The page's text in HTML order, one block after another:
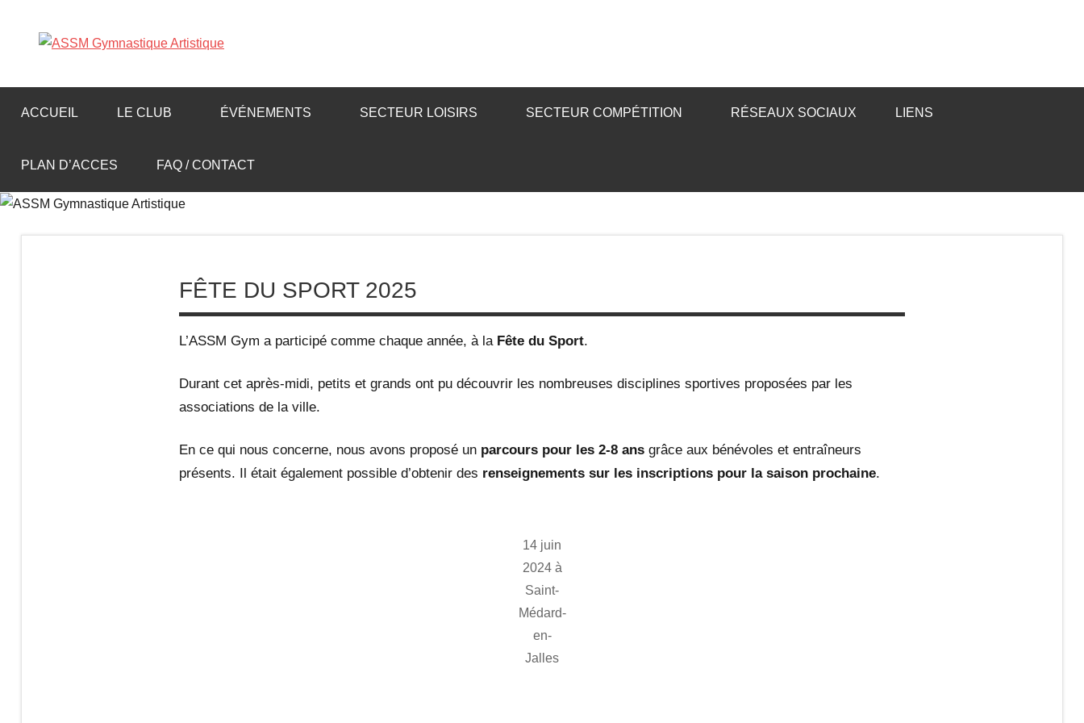
S
S
M
G
y
m
n
s
ACCUEIL LE CLUB ÉVÉNEMENTS SECTEUR LOISIRS SECTEUR COMPÉTITION RÉSEAUX SOCIAUX LIENS
PLAN D’ACCES FAQ / CONTACT
FÊTE DU SPORT 2025
L’ASSM Gym a participé comme chaque année, à la Fête du Sport.
Durant cet après-midi, petits et grands ont pu découvrir les nombreuses disciplines sportives proposées par les
associations de la ville.
En ce qui nous concerne, nous avons proposé un parcours pour les 2-8 ans grâce aux bénévoles et entraîneurs
présents. Il était également possible d’obtenir des renseignements sur les inscriptions pour la saison prochaine.
14 juin
2024 à
Saint-
Médard-
en-
Jalles